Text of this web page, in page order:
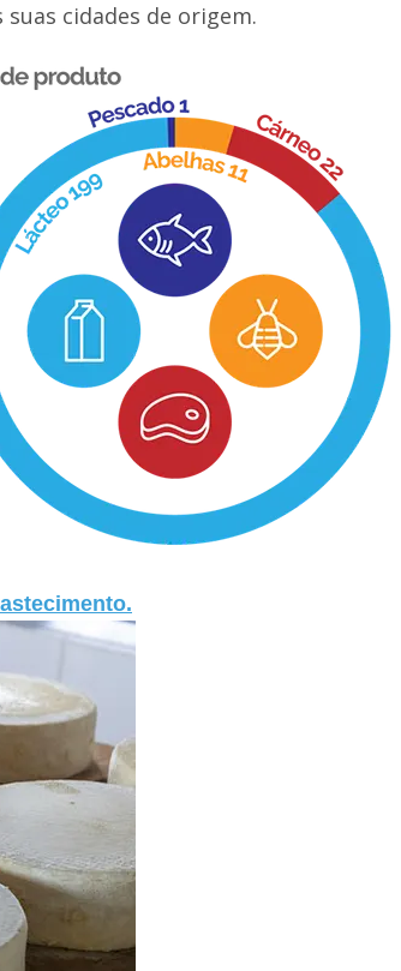
cidades de origem.